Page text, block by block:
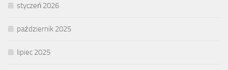
styczeń 2026
październik 2025
lipiec 2025